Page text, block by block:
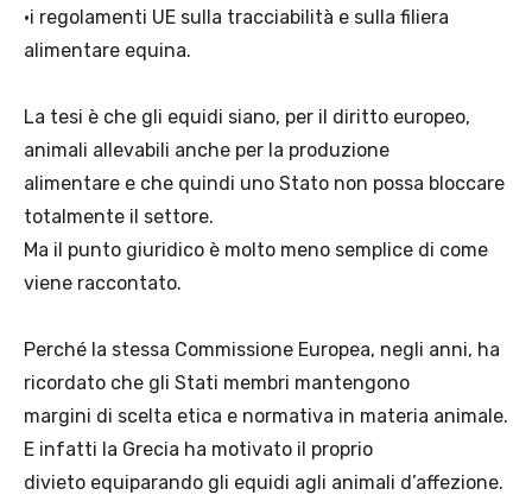
•i regolamenti UE sulla tracciabilità e sulla filiera
alimentare equina.
La tesi è che gli equidi siano, per il diritto europeo,
animali allevabili anche per la produzione
alimentare e che quindi uno Stato non possa bloccare
totalmente il settore.
Ma il punto giuridico è molto meno semplice di come
viene raccontato.
Perché la stessa Commissione Europea, negli anni, ha
ricordato che gli Stati membri mantengono
margini di scelta etica e normativa in materia animale.
E infatti la Grecia ha motivato il proprio
divieto equiparando gli equidi agli animali d’affezione.